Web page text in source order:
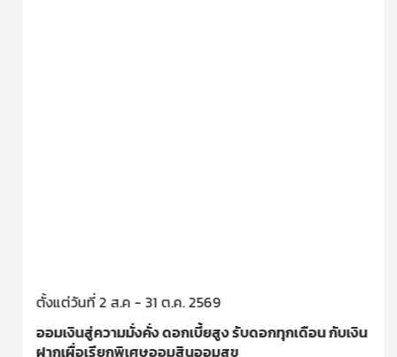
ตั้งแต่วันที่ 2 ส.ค - 31 ต.ค. 2569
ออมเงินสู่ความมั่งคั่ง ดอกเบี้ยสูง รับดอกทุกเดือน กับเงิน
ฝากเผื่อเรียกพิเศษออมสินออมสุข